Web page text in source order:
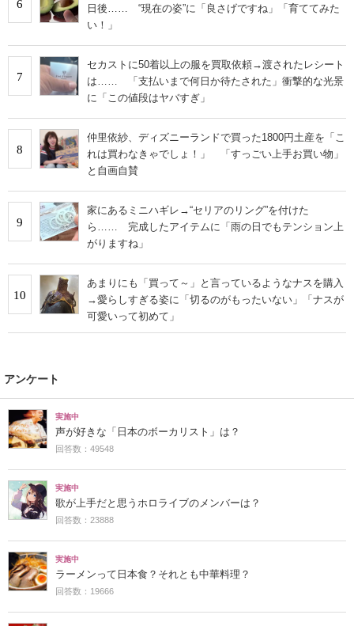
6
日後…… “現在の姿”に「良さげですね」「育ててみた
い！」
7
セカストに50着以上の服を買取依頼→渡されたレシート
は…… 「支払いまで何日か待たされた」衝撃的な光景
に「この値段はヤバすぎ」
8
仲里依紗、ディズニーランドで買った1800円土産を「こ
れは買わなきゃでしょ！」 「すっごい上手お買い物」
と自画自賛
9
家にあるミニハギレ→“セリアのリング”を付けた
ら…… 完成したアイテムに「雨の日でもテンション上
がりますね」
10
あまりにも「買って～」と言っているようなナスを購入
→愛らしすぎる姿に「切るのがもったいない」「ナスが
可愛いって初めて」
アンケート
実施中
声が好きな「日本のボーカリスト」は？
回答数：49548
実施中
歌が上手だと思うホロライブのメンバーは？
回答数：23888
実施中
ラーメンって日本食？それとも中華料理？
回答数：19666